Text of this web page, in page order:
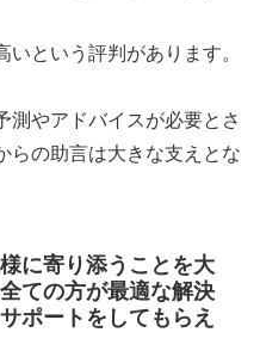
という評判があります。
測やアドバイスが必要とさ
らの助言は大きな支えとな
に寄り添うことを大
ての方が最適な解決
ポートをしてもらえ